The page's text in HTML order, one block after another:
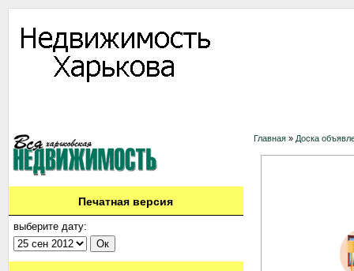
Печатная версия
выберите дату:
Главная » Доска